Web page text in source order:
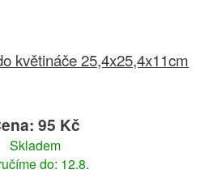
květináče 25,4x25,4x11cm
95 Kč
Skladem
do: 12.8.